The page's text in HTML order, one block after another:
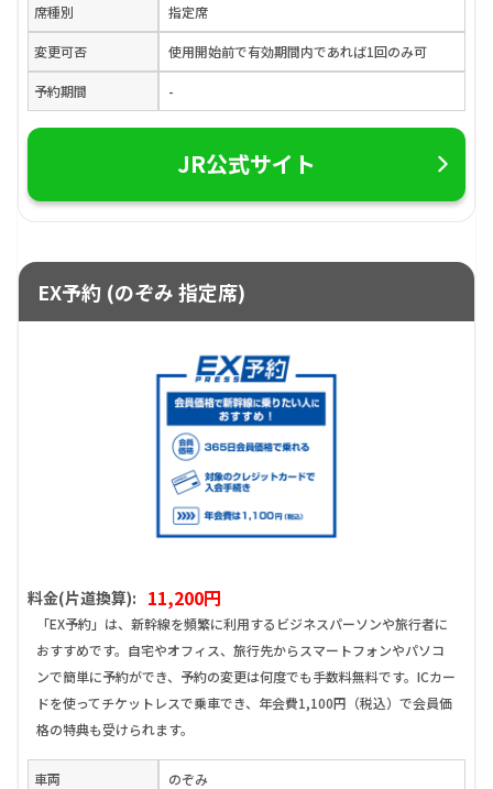
席種別 指定席
変更可否 使用開始前で有効期間内であれば1回のみ可
予約期間 -
JR公式サイト
EX予約 (のぞみ 指定席)
料金(片道換算): 11,200円
「EX予約」は、新幹線を頻繁に利用するビジネスパーソンや旅行者に
おすすめです。自宅やオフィス、旅行先からスマートフォンやパソコ
ンで簡単に予約ができ、予約の変更は何度でも手数料無料です。ICカー
ドを使ってチケットレスで乗車でき、年会費1,100円（税込）で会員価
格の特典も受けられます。
車両 のぞみ